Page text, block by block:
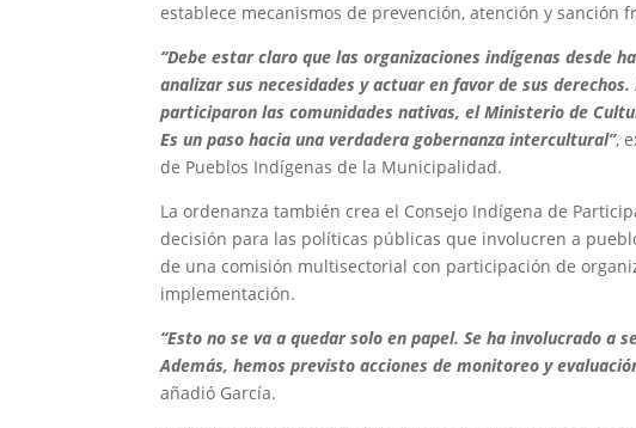
establece mecanismos de prevención, atención y sanción
“Debe estar claro que las organizaciones indígenas desde
analizar sus necesidades y actuar en favor de sus
participaron las comunidades nativas, el Ministerio de
Es un paso hacia una verdadera gobernanza intercultural”,
de Pueblos Indígenas de la Municipalidad.
La ordenanza también crea el Consejo Indígena de
decisión para las políticas públicas que involucren a
de una comisión multisectorial con participación de
implementación.
“Esto no se va a quedar solo en papel. Se ha involucrado
Además, hemos previsto acciones de monitoreo y
añadió García.